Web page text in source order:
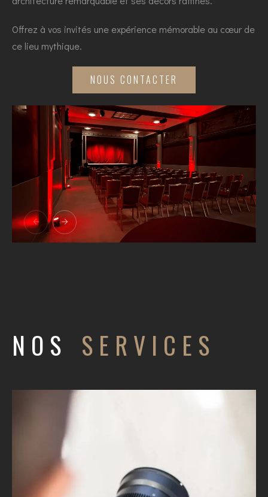
Offrez à vos invités une expérience mémorable au cœur de
ce lieu mythique.
NOUS CONTACTER
NOS SERVICES